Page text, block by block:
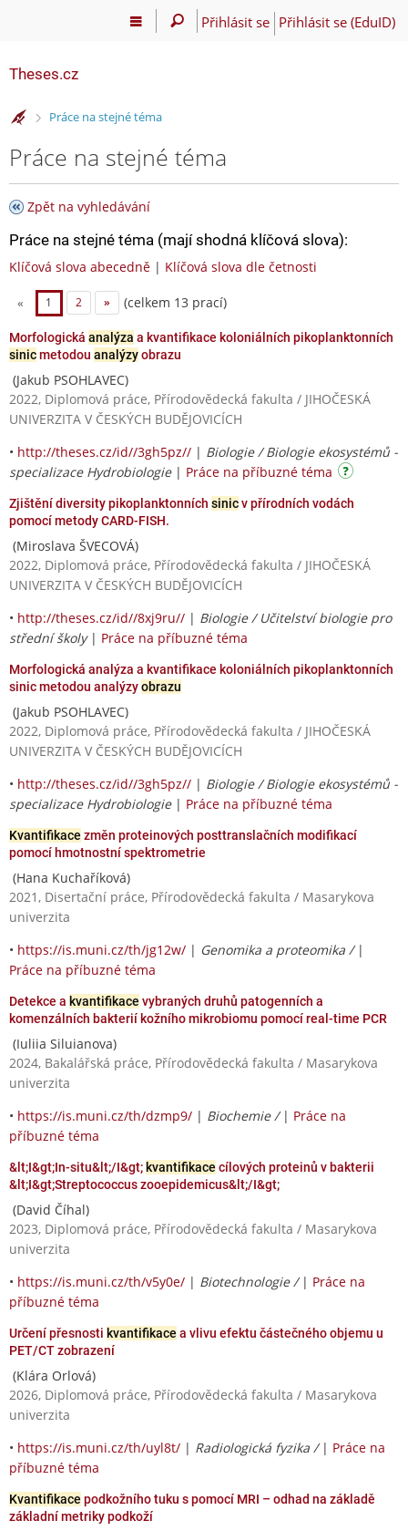
Přihlásit se Přihlásit se (EduID)
Theses.cz
>Práce na stejné téma
Práce na stejné téma
Zpět na vyhledávání
Práce na stejné téma (mají shodná klíčová slova):
Klíčová slova abecedně | Klíčová slova dle četnosti
« 1 2 » (celkem 13 prací)
Morfologická analýza a kvantifikace koloniálních pikoplanktonních
sinicmetodou analýzyobrazu
(Jakub PSOHLAVEC)
2022, Diplomová práce, Přírodovědecká fakulta / JIHOČESKÁ
UNIVERZITA V ČESKÝCH BUDĚJOVICÍCH
• http://theses.cz/id//3gh5pz// | Biologie / Biologie ekosystémů -
specializace Hydrobiologie| Práce na příbuzné téma
Zjištění diversity pikoplanktonních sinicv přírodních vodách
pomocí metody CARD-FISH.
(Miroslava ŠVECOVÁ)
2022, Diplomová práce, Přírodovědecká fakulta / JIHOČESKÁ
UNIVERZITA V ČESKÝCH BUDĚJOVICÍCH
• http://theses.cz/id//8xj9ru// | Biologie / Učitelství biologie pro
střední školy| Práce na příbuzné téma
Morfologická analýza a kvantifikace koloniálních pikoplanktonních
sinic metodou analýzyobrazu
(Jakub PSOHLAVEC)
2022, Diplomová práce, Přírodovědecká fakulta / JIHOČESKÁ
UNIVERZITA V ČESKÝCH BUDĚJOVICÍCH
• http://theses.cz/id//3gh5pz// | Biologie / Biologie ekosystémů -
specializace Hydrobiologie| Práce na příbuzné téma
Kvantifikace změn proteinových posttranslačních modifikací
pomocí hmotnostní spektrometrie
(Hana Kuchaříková)
2021, Disertační práce, Přírodovědecká fakulta / Masarykova
univerzita
• https://is.muni.cz/th/jg12w/ | Genomika a proteomika / |
Práce na příbuzné téma
Detekce a kvantifikace vybraných druhů patogenních a
komenzálních bakterií kožního mikrobiomu pomocí real-time PCR
(Iuliia Siluianova)
2024, Bakalářská práce, Přírodovědecká fakulta / Masarykova
univerzita
• https://is.muni.cz/th/dzmp9/ | Biochemie / | Práce na
příbuzné téma
&lt;I&gt;In-situ&lt;/I&gt; kvantifikace cílových proteinů v bakterii
&lt;I&gt;Streptococcus zooepidemicus&lt;/I&gt;
(David Číhal)
2023, Diplomová práce, Přírodovědecká fakulta / Masarykova
univerzita
• https://is.muni.cz/th/v5y0e/ | Biotechnologie / | Práce na
příbuzné téma
Určení přesnosti kvantifikace a vlivu efektu částečného objemu u
PET/CT zobrazení
(Klára Orlová)
2026, Diplomová práce, Přírodovědecká fakulta / Masarykova
univerzita
• https://is.muni.cz/th/uyl8t/ | Radiologická fyzika / | Práce na
příbuzné téma
Kvantifikace podkožního tuku s pomocí MRI – odhad na základě
základní metriky podkoží